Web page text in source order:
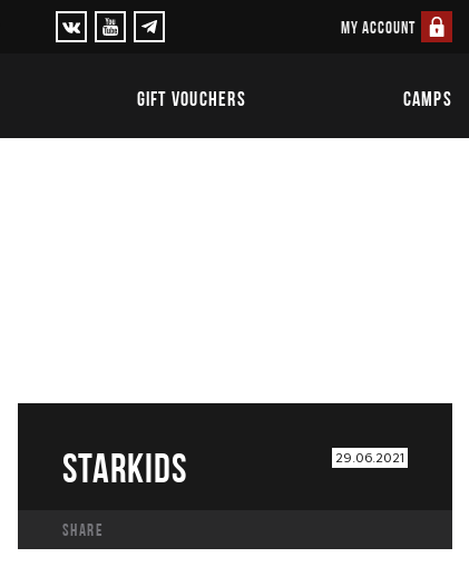
MY ACCOUNT
GIFT VOUCHERS CAMPS
STARKIDS 29.06.2021
share